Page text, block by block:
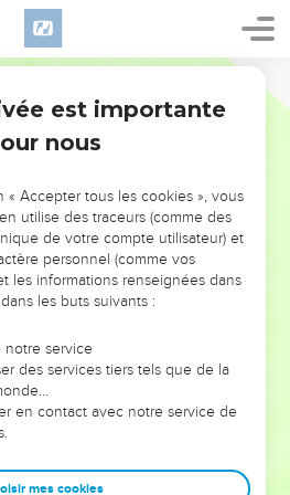
L’ÉVÉNEMENT
!
POUVAIENT VOUS ÉVITER LES
VOTRES ?
on voit moins les doutes, les erreurs
ont traversés, alors même que ce
qui les ont façonnés.
entrepreneurs, et responsables
de sagesse afin que leurs erreurs
est importante
nous
« Accepter tous les cookies », vous
utilise des traceurs (comme des
de votre compte utilisateur) et
personnel (comme vos
les informations renseignées dans
les buts suivants :
notre service
des services tiers tels que de la
en contact avec notre service de
mes cookies